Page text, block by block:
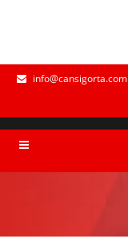
info@cansigorta.com